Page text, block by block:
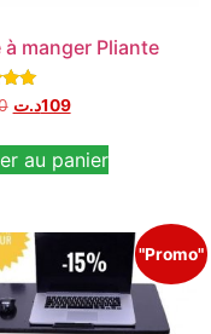
à manger Pliante
109د.ت
au panier
"Promo"